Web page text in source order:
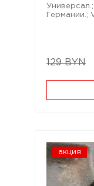
Германии.;
129 BYN
акция